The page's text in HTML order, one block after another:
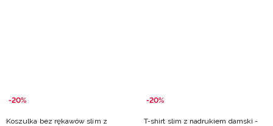
-20%
Koszulka bez rękawów slim z
-20%
T-shirt slim z nadrukiem damski -